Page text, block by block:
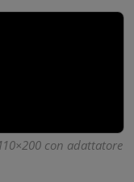
con adattatore